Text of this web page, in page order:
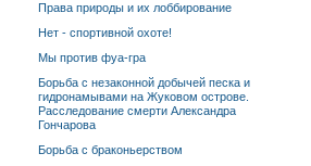
Права природы и их лоббирование
Нет - спортивной охоте!
Мы против фуа-гра
Борьба с незаконной добычей песка и
гидронамывами на Жуковом острове.
Расследование смерти Александра
Гончарова
Борьба с браконьерством